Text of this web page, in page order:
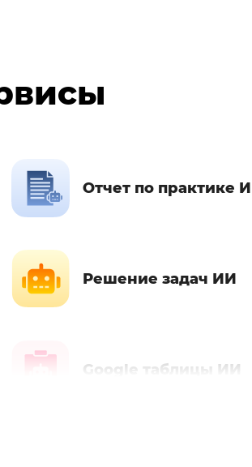
Отчет по практике
Решение задач ИИ
Google таблицы ИИ